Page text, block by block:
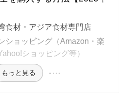
食材・アジア食材専門店
ショッピング（Amazon・楽
ショッピング等）
もっと見る